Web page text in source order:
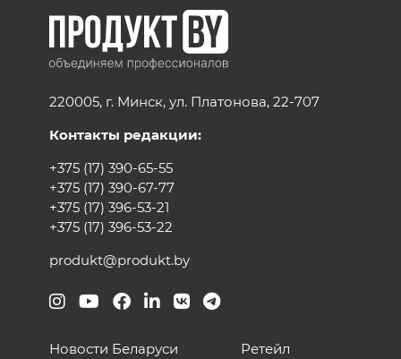
220005, г. Минск, ул. Платонова, 22-707
Контакты редакции:
+375 (17) 390-65-55
+375 (17) 390-67-77
+375 (17) 396-53-21
+375 (17) 396-53-22
produkt@produkt.by
Новости Беларуси
Ретейл